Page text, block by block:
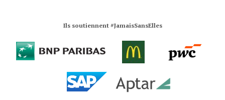
Ils soutiennent #JamaisSansElles